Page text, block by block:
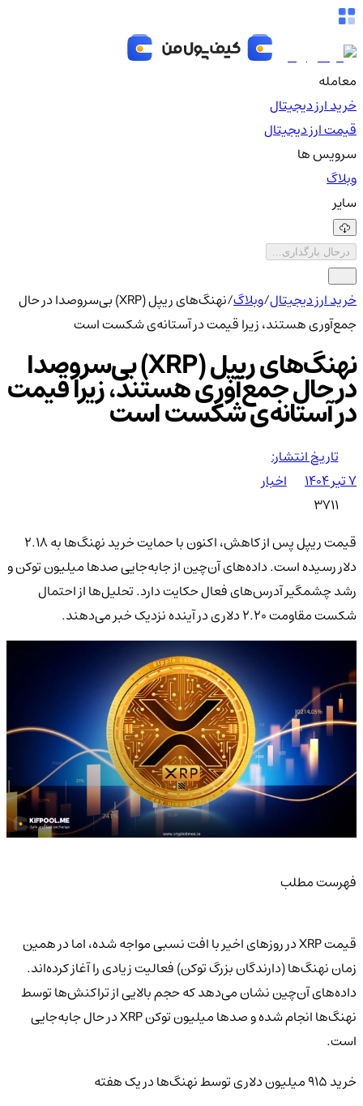
معامله
خرید ارز دیجیتال
قیمت ارز دیجیتال
سرویس ها
وبلاگ
سایر
درحال بارگذاری...
خرید ارز دیجیتال/وبلاگ/
نهنگ‌های ریپل (XRP) بی‌سروصدا در حال
جمع‌آوری هستند، زیرا قیمت در آستانه‌ی شکست است
نهنگ‌های ریپل (XRP) بی‌سروصدا
در حال جمع‌آوری هستند، زیرا قیمت
در آستانه‌ی شکست است
تاریخ انتشار:
۷ تیر ۱۴۰۴
اخبار
3711
قیمت ریپل پس از کاهش، اکنون با حمایت خرید نهنگ‌ها به ۲.۱۸
دلار رسیده است. داده‌های آن‌چین از جابه‌جایی صدها میلیون توکن و
رشد چشمگیر آدرس‌های فعال حکایت دارد. تحلیل‌ها از احتمال
شکست مقاومت ۲.۲۰ دلاری در آینده نزدیک خبر می‌دهند.
فهرست مطلب
قیمت XRP در روزهای اخیر با افت نسبی مواجه شده، اما در همین
زمان نهنگ‌ها (دارندگان بزرگ توکن) فعالیت زیادی را آغاز کرده‌اند.
داده‌های آن‌چین نشان می‌دهد که حجم بالایی از تراکنش‌ها توسط
نهنگ‌ها انجام شده و صدها میلیون توکن XRP در حال جابه‌جایی
است.
خرید ۹۱۵ میلیون دلاری توسط نهنگ‌ها در یک هفته